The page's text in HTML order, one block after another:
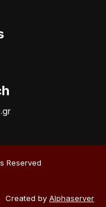
Reserved
Created by Alphaserver